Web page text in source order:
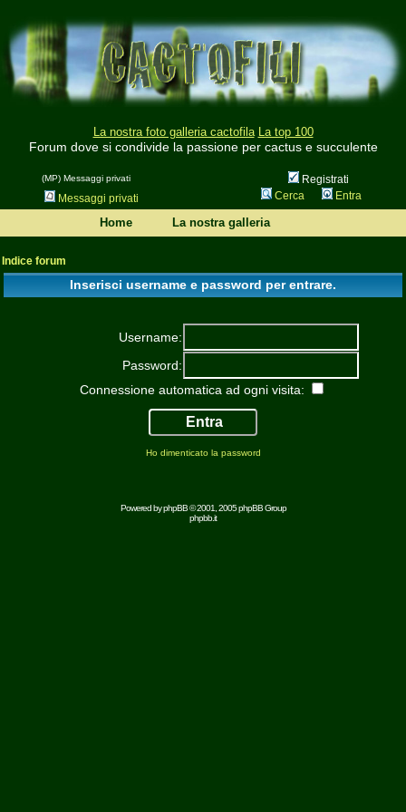
La nostra foto galleria cactofila La top 100
Forum dove si condivide la passione per cactus e succulente
(MP) Messaggi privati
Registrati
Messaggi privati
Cerca Entra
Home La nostra galleria
Indice forum
Inserisci username e password per entrare.
Username:
Password:
Connessione automatica ad ogni visita:
Ho dimenticato la password
Powered byphpBB© 2001, 2005 phpBB Group
phpbb.it